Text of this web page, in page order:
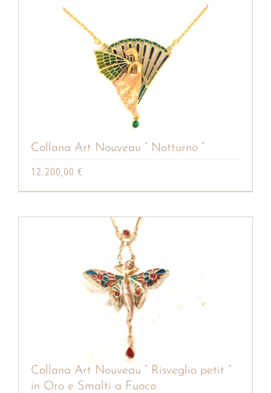
Collana Art Nouveau ” Notturno “
12.200,00 €
Collana Art Nouveau ” Risveglio petit ”
in Oro e Smalti a Fuoco